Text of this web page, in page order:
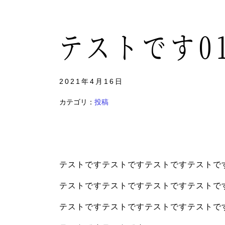
テストです
2021年4月16日
カテゴリ：投稿
テストですテストですテストですテストで
テストですテストですテストですテストで
テストですテストですテストですテストで